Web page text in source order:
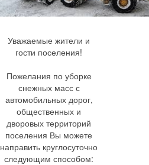
Уважаемые жители и
гости поселения!
Пожелания по уборке
снежных масс с
автомобильных дорог,
общественных и
дворовых территорий
поселения Вы можете
направить круглосуточно
следующим способом: